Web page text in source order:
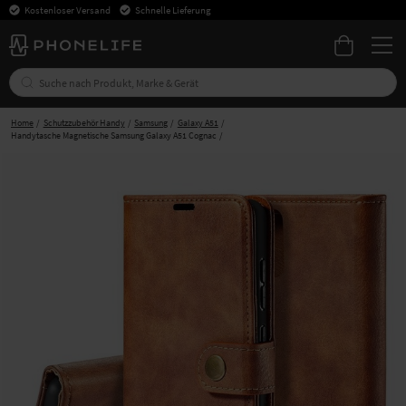
Kostenloser Versand Schnelle Lieferung
Home Schutzzubehör Handy Samsung
Galaxy A51
Handytasche Magnetische Samsung Galaxy A51 Cognac